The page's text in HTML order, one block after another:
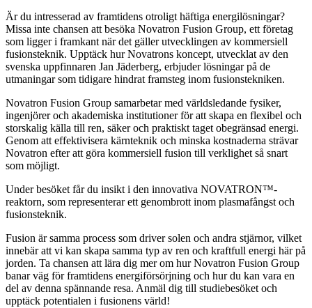
Är du intresserad av framtidens otroligt häftiga energilösningar?
Missa inte chansen att besöka Novatron Fusion Group, ett företag
som ligger i framkant när det gäller utvecklingen av kommersiell
fusionsteknik. Upptäck hur Novatrons koncept, utvecklat av den
svenska uppfinnaren Jan Jäderberg, erbjuder lösningar på de
utmaningar som tidigare hindrat framsteg inom fusionstekniken.
Novatron Fusion Group samarbetar med världsledande fysiker,
ingenjörer och akademiska institutioner för att skapa en flexibel och
storskalig källa till ren, säker och praktiskt taget obegränsad energi.
Genom att effektivisera kärnteknik och minska kostnaderna strävar
Novatron efter att göra kommersiell fusion till verklighet så snart
som möjligt.
Under besöket får du insikt i den innovativa NOVATRON™-
reaktorn, som representerar ett genombrott inom plasmafångst och
fusionsteknik.
Fusion är samma process som driver solen och andra stjärnor, vilket
innebär att vi kan skapa samma typ av ren och kraftfull energi här på
jorden. Ta chansen att lära dig mer om hur Novatron Fusion Group
banar väg för framtidens energiförsörjning och hur du kan vara en
del av denna spännande resa. Anmäl dig till studiebesöket och
upptäck potentialen i fusionens värld!